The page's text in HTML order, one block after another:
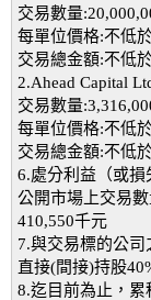
交易數量
每單位價格:不低
交易總金額:不低
2.Ahead Capital
交易數量
每單位價格:不低
交易總金額:不低
6.處分利益（或
公開市場上交易
410,550千元
7.與交易標的公司
直接(間接)持股
8.迄目前為止，累